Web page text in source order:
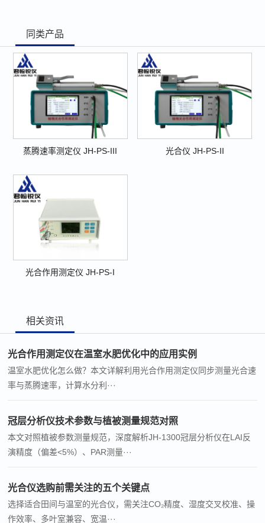
同类产品
蒸腾速率测定仪 JH-PS-III 光合仪 JH-PS-II
光合作用测定仪 JH-PS-I
相关资讯
光合作用测定仪在温室水肥优化中的应用实例
温室水肥优化怎么做？本文详解利用光合作用测定仪同步测量光合速
率与蒸腾速率，计算水分利···
冠层分析仪技术参数与植被测量规范对照
本文对照植被参数测量规范，深度解析JH-1300冠层分析仪在LAI反
演精度（偏差<5%）、PAR测量···
光合仪选购前需关注的五个关键点
选择适合田间与温室的光合仪，需关注CO₂精度、湿度交叉校准、操
作效率、多叶室兼容、宽温···